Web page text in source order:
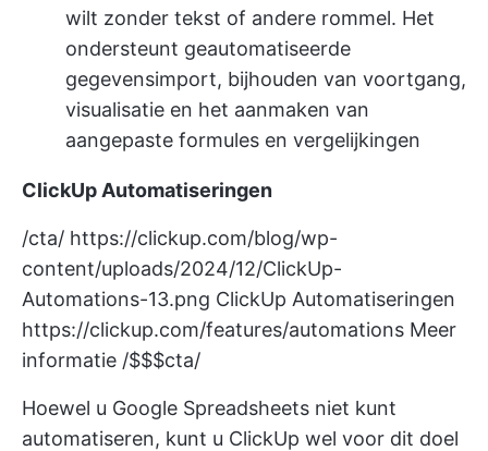
wilt zonder tekst of andere rommel. Het
ondersteunt geautomatiseerde
gegevensimport, bijhouden van voortgang,
visualisatie en het aanmaken van
aangepaste formules en vergelijkingen
ClickUp Automatiseringen
/cta/ https://clickup.com/blog/wp-
content/uploads/2024/12/ClickUp-
Automations-13.png ClickUp Automatiseringen
https://clickup.com/features/automations Meer
informatie /$$$cta/
Hoewel u Google Spreadsheets niet kunt
automatiseren, kunt u ClickUp wel voor dit doel